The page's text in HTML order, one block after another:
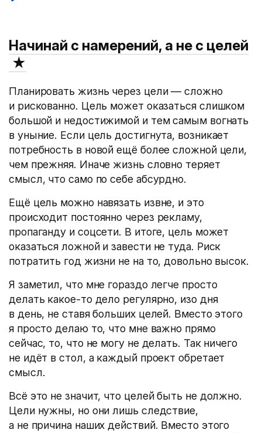
Начинай с намерений, а не с целей
★
Планировать жизнь через цели — сложно
и рискованно. Цель может оказаться слишком
большой и недостижимой и тем самым вогнать
в уныние. Если цель достигнута, возникает
потребность в новой ещё более сложной цели,
чем прежняя. Иначе жизнь словно теряет
смысл, что само по себе абсурдно.
Ещё цель можно навязать извне, и это
происходит постоянно через рекламу,
пропаганду и соцсети. В итоге, цель может
оказаться ложной и завести не туда. Риск
потратить год жизни не на то, довольно высок.
Я заметил, что мне гораздо легче просто
делать какое-то дело регулярно, изо дня
в день, не ставя больших целей. Вместо этого
я просто делаю то, что мне важно прямо
сейчас, то, что не могу не делать. Так ничего
не идёт в стол, а каждый проект обретает
смысл.
Всё это не значит, что целей быть не должно.
Цели нужны, но они лишь следствие,
а не причина наших действий. Вместо этого